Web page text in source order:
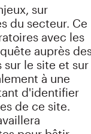
sur
du secteur. Ce
avec les
auprès
le site et sur
à une
d'identifier
de ce site.